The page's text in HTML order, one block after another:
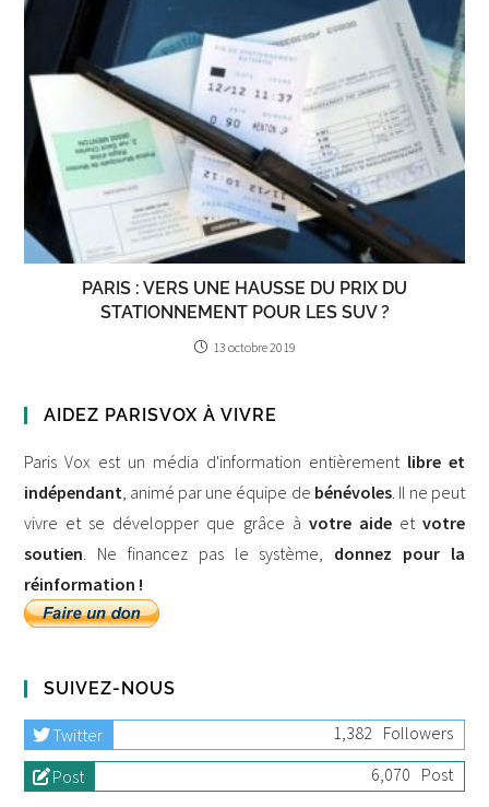
PARIS : VERS UNE HAUSSE DU PRIX DU
STATIONNEMENT POUR LES SUV ?
13 octobre 2019
AIDEZ PARISVOX À VIVRE
Paris Vox est un média d'information entièrement libre et
indépendant , animé par une équipe de bénévoles. Il ne peut
vivre et se développer que grâce à votre aideet votre
soutien . Ne financez pas le système, donnez pour la
réinformation !
SUIVEZ-NOUS
Twitter 1,382 Followers
Post
6,070 Post